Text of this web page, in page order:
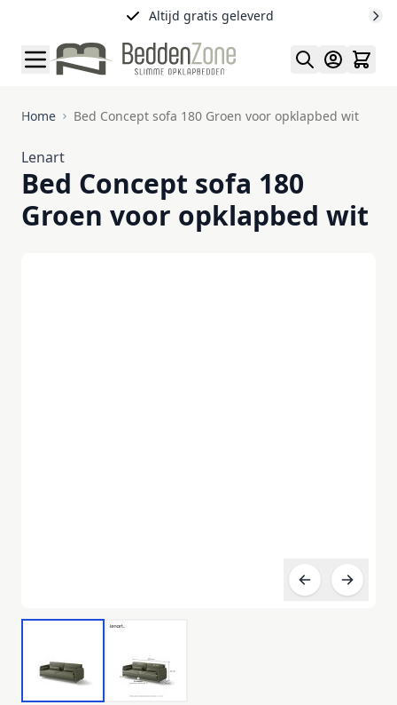
Altijd gratis geleverd
Home Bed Concept sofa 180 Groen voor opklapbed wit
Lenart
Bed Concept sofa 180
Groen voor opklapbed wit